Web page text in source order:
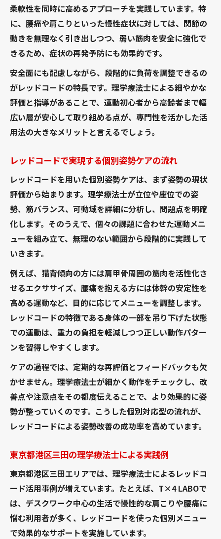
柔軟性を同時に高めるアプローチを実践しています。特
に、腰痛や肩こりといった慢性症状に対しては、関節の
動きを無理なく引き出しつつ、弱い筋肉を安全に強化で
きるため、症状の再発予防にも効果的です。
安全面にも配慮しながら、段階的に負荷を調整できるの
がレッドコードの特長です。理学療法士による細やかな
評価と指導があることで、運動初心者から高齢者まで幅
広い層が安心して取り組める点が、専門性を活かした活
用法の大きなメリットと言えるでしょう。
レッドコードで実現する個別姿勢ケアの流れ
レッドコードを用いた個別姿勢ケアは、まず姿勢の現状
評価から始まります。理学療法士が立位や座位での姿
勢、筋バランス、可動域を詳細に分析し、問題点を明確
化します。そのうえで、個々の課題に合わせた運動メニ
ューを組み立て、無理のない範囲から段階的に実践して
いきます。
例えば、猫背傾向の方には肩甲骨周囲の筋肉を活性化さ
せるエクササイズ、腰痛を抱える方には体幹の安定性を
高める運動など、目的に応じてメニューを調整します。
レッドコードの特徴である身体の一部を吊り下げた状態
での運動は、重力の負担を軽減しつつ正しい動作パター
ンを習得しやすくします。
ケアの過程では、定期的な再評価とフィードバックも欠
かせません。理学療法士が細かく動作をチェックし、改
善点や注意点をその都度伝えることで、より効果的に姿
勢が整っていくのです。こうした個別対応型の流れが、
レッドコードによる姿勢改善の成功率を高めています。
東京都港区三田の理学療法士による実践例
東京都港区三田エリアでは、理学療法士によるレッドコ
ード活用事例が増えています。たとえば、T×4 LABOで
は、デスクワーク中心の生活で慢性的な肩こりや腰痛に
悩む利用者が多く、レッドコードを使った個別メニュー
で効果的なサポートを実施しています。